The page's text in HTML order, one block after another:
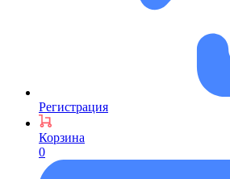
Регистрация
Корзина
0